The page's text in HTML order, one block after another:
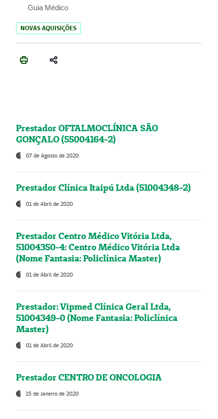
Guia Médico
NOVAS AQUISIÇÕES
Prestador OFTALMOCLÍNICA SÃO
GONÇALO (55004164-2)
07 de Agosto de 2020
Prestador Clínica Itaipú Ltda (51004348-2)
01 de Abril de 2020
Prestador Centro Médico Vitória Ltda,
51004350-4: Centro Médico Vitória Ltda
(Nome Fantasia: Policlínica Master)
01 de Abril de 2020
Prestador: Vipmed Clínica Geral Ltda,
51004349-0 (Nome Fantasia: Policlínica
Master)
01 de Abril de 2020
Prestador CENTRO DE ONCOLOGIA
15 de Janeiro de 2020